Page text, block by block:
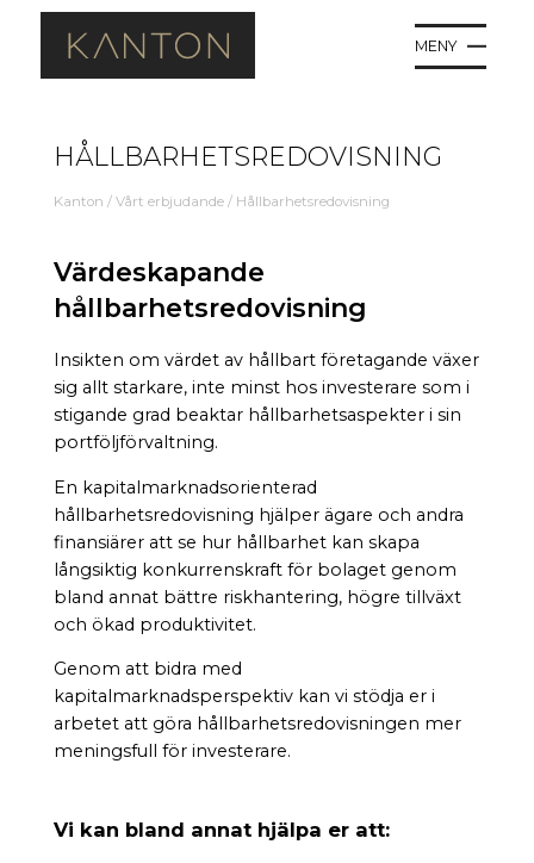
MENY
HÅLLBARHETSREDOVISNING
Kanton / Vårt erbjudande/ Hållbarhetsredovisning
Värdeskapande
hållbarhetsredovisning
Insikten om värdet av hållbart företagande växer
sig allt starkare, inte minst hos investerare som i
stigande grad beaktar hållbarhetsaspekter i sin
portföljförvaltning.
En kapitalmarknadsorienterad
hållbarhetsredovisning hjälper ägare och andra
finansiärer att se hur hållbarhet kan skapa
långsiktig konkurrenskraft för bolaget genom
bland annat bättre riskhantering, högre tillväxt
och ökad produktivitet.
Genom att bidra med
kapitalmarknadsperspektiv kan vi stödja er i
arbetet att göra hållbarhetsredovisningen mer
meningsfull för investerare.
Vi kan bland annat hjälpa er att: